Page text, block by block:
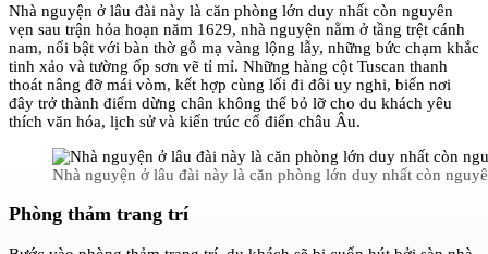
Nhà nguyện ở lâu đài này là căn phòng lớn duy nhất còn nguyên
vẹn sau trận hỏa hoạn năm 1629, nhà nguyện nằm ở tầng trệt cánh
nam, nổi bật với bàn thờ gỗ mạ vàng lộng lẫy, những bức chạm khắc
tinh xảo và tường ốp sơn vẽ tỉ mỉ. Những hàng cột Tuscan thanh
thoát nâng đỡ mái vòm, kết hợp cùng lối đi đôi uy nghi, biến nơi
đây trở thành điểm dừng chân không thể bỏ lỡ cho du khách yêu
thích văn hóa, lịch sử và kiến trúc cổ điển châu Âu.
Nhà nguyện ở lâu đài này là căn phòng lớn duy nhất còn
Phòng thảm trang trí